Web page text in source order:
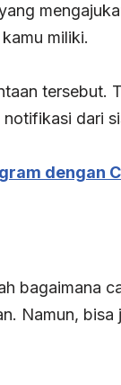
miliki.
tersebut.
dari
dengan
bagaimana
Namun,